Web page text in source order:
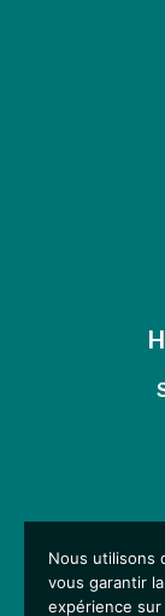
Nous utilisons
vous garantir
expérience